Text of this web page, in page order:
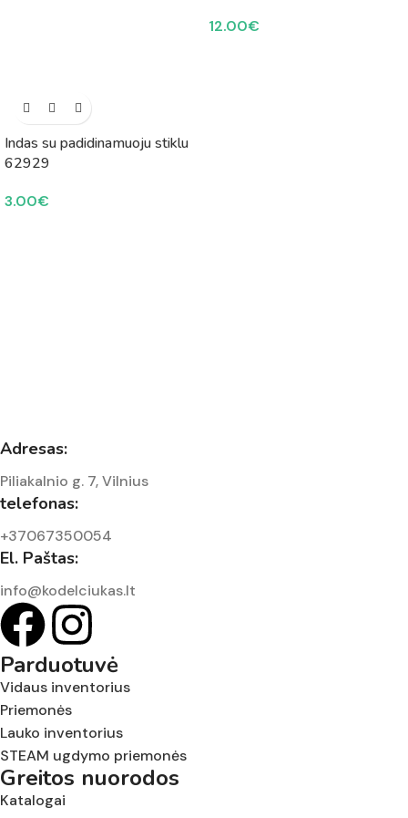
Indas su padidinamuoju stiklu
62929
3.00€
12.00€
Adresas:
Piliakalnio g. 7, Vilnius
telefonas:
+37067350054
El. Paštas:
info@kodelciukas.lt
Parduotuvė
Vidaus inventorius
Priemonės
Lauko inventorius
STEAM ugdymo priemonės
Greitos nuorodos
Katalogai